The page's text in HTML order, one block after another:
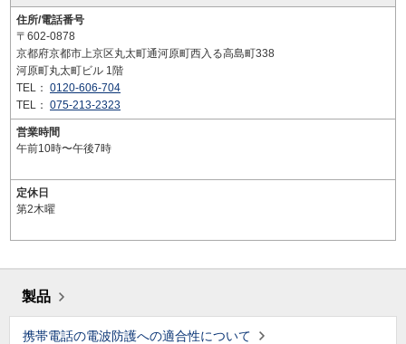
住所/電話番号
〒602-0878
京都府京都市上京区丸太町通河原町西入る高島町338
河原町丸太町ビル 1階
TEL： 0120-606-704
TEL： 075-213-2323
営業時間
午前10時〜午後7時
定休日
第2木曜
製品
携帯電話の電波防護への適合性について